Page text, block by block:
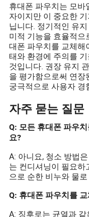
휴대폰 파우치는 모바
자이지만 이 중요한
닙니다. 정기적인 유
미적 기능을 효율적으
대폰 파우치를 교체해
태와 환경에 주의를
것입니다. 권장 유지
을 평가함으로써 연장
궁극적으로 사용자 경
자주 묻는 질문
Q: 모든 휴대폰 파우
요?
A: 아니요, 청소 방법
는 컨디셔닝이 필요하
으로 순한 비누와 물
Q: 휴대폰 파우치를
A: 징후로는 균열과